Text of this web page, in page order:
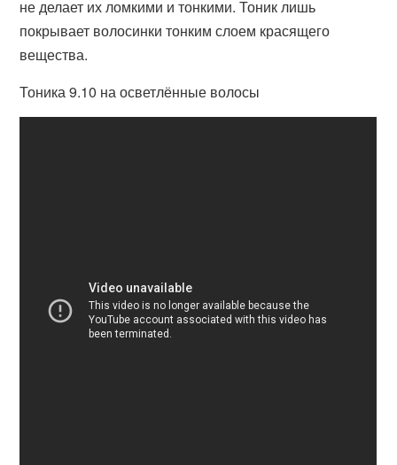
не делает их ломкими и тонкими. Тоник лишь
покрывает волосинки тонким слоем красящего
вещества.
Тоника 9.10 на осветлённые волосы